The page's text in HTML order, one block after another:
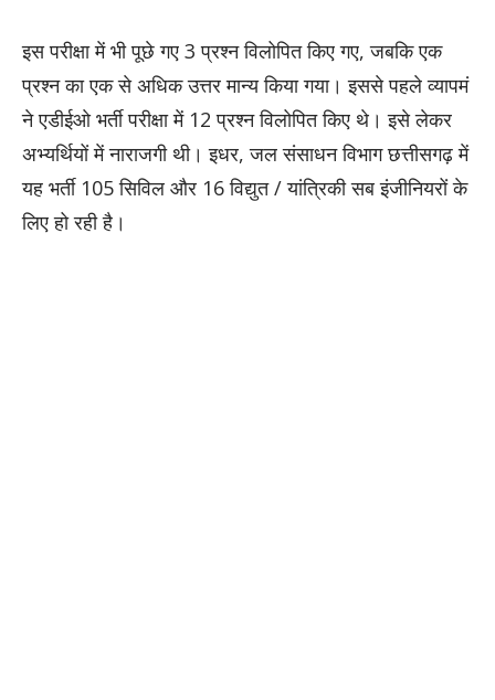
इस परीक्षा में भी पूछे गए 3 प्रश्न विलोपित किए गए, जबकि एक
प्रश्न का एक से अधिक उत्तर मान्य किया गया। इससे पहले व्यापमं
ने एडीईओ भर्ती परीक्षा में 12 प्रश्न विलोपित किए थे। इसे लेकर
अभ्यर्थियों में नाराजगी थी। इधर, जल संसाधन विभाग छत्तीसगढ़ में
यह भर्ती 105 सिविल और 16 विद्युत / यांत्रिकी सब इंजीनियरों के
लिए हो रही है।